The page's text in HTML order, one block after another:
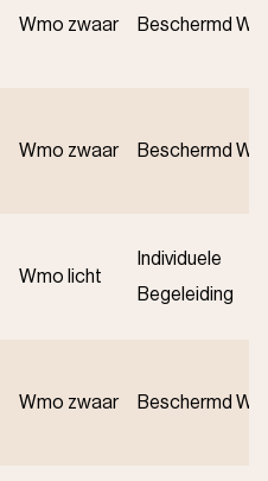
Wmo zwaar Beschermd
Wmo zwaar Beschermd
Wmo licht
Individuele
Begeleiding
Wmo zwaar Beschermd